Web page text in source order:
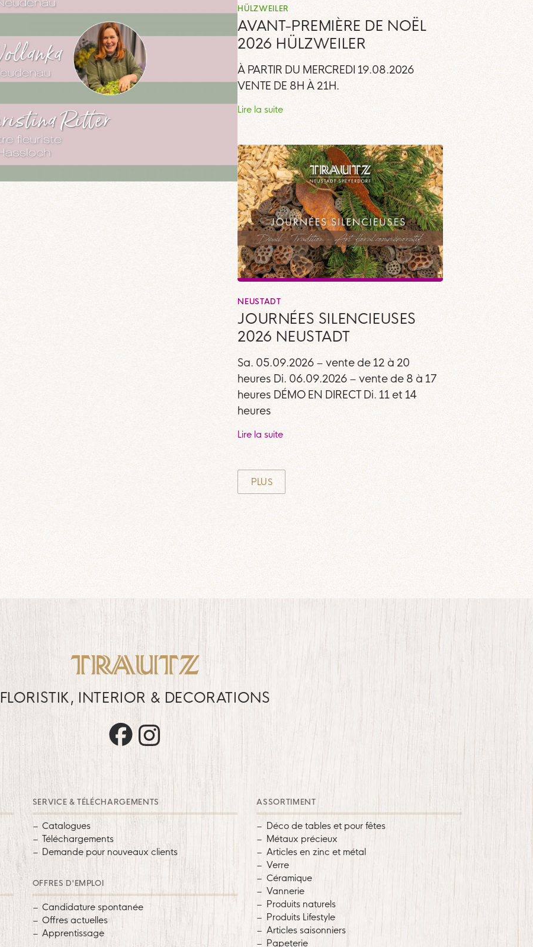
HÜLZWEILER
AVANT-PREMIÈRE DE NOËL
2026 HÜLZWEILER
À PARTIR DU MERCREDI 19.08.2026
VENTE DE 8H À 21H.
Lire la suite
NEUSTADT
JOURNÉES SILENCIEUSES
2026 NEUSTADT
Sa. 05.09.2026 – vente de 12 à 20
heures Di. 06.09.2026 – vente de 8 à 17
heures DÉMO EN DIRECT Di. 11 et 14
heures
Lire la suite
PLUS
FLORISTIK, INTERIOR & DECORATIONS
Trautz auf Facebook
SERVICE & TÉLÉCHARGEMENTS
Catalogues
Téléchargements
Demande pour nouveaux clients
OFFRES D'EMPLOI
Candidature spontanée
Offres actuelles
Apprentissage
ASSORTIMENT
Déco de tables et pour fêtes
Métaux précieux
Articles en zinc et métal
Verre
Céramique
Vannerie
Produits naturels
Produits Lifestyle
Articles saisonniers
Papeterie